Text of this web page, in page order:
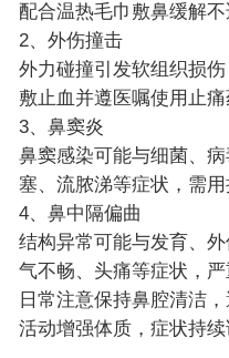
配合温热毛巾敷鼻缓解不
2、外伤撞击
外力碰撞引发软组织损
敷止血并遵医嘱使用止痛
3、鼻窦炎
鼻窦感染可能与细菌、
塞、流脓涕等症状，需用
4、鼻中隔偏曲
结构异常可能与发育、
气不畅、头痛等症状，严
日常注意保持鼻腔清洁
活动增强体质，症状持续